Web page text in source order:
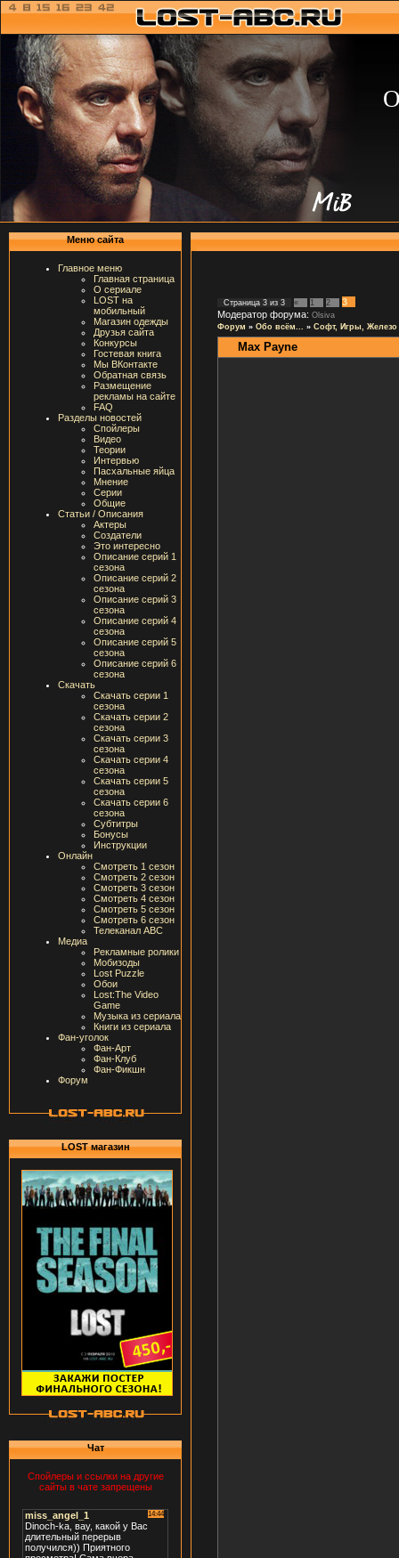
Меню сайта
Главное меню
Главная страница
О сериале
LOST на
мобильный
Магазин одежды
Друзья сайта
Конкурсы
Гостевая книга
Мы ВКонтакте
Обратная связь
Размещение
рекламы на сайте
FAQ
Разделы новостей
Спойлеры
Видео
Теории
Интервью
Пасхальные яйца
Мнение
Серии
Общие
Статьи / Описания
Актеры
Создатели
Это интересно
Описание серий 1
сезона
Описание серий 2
сезона
Описание серий 3
сезона
Описание серий 4
сезона
Описание серий 5
сезона
Описание серий 6
сезона
Скачать
Скачать серии 1
сезона
Скачать серии 2
сезона
Скачать серии 3
сезона
Скачать серии 4
сезона
Скачать серии 5
сезона
Скачать серии 6
сезона
Субтитры
Бонусы
Инструкции
Онлайн
Смотреть 1 сезон
Смотреть 2 сезон
Смотреть 3 сезон
Смотреть 4 сезон
Смотреть 5 сезон
Смотреть 6 сезон
Телеканал ABC
Медиа
Рекламные ролики
Мобизоды
Lost Puzzle
Обои
Lost:The Video
Game
Музыка из сериала
Книги из сериала
Фан-уголок
Фан-Арт
Фан-Клуб
Фан-Фикшн
Форум
LOST магазин
Чат
Спойлеры и ссылки на другие
сайты в чате запрещены
Страница 3 из 3 « 1 2
3
Модератор форума: Olsiva
Форум » Обо всём... » Софт, Игры, Железо
Max Payne